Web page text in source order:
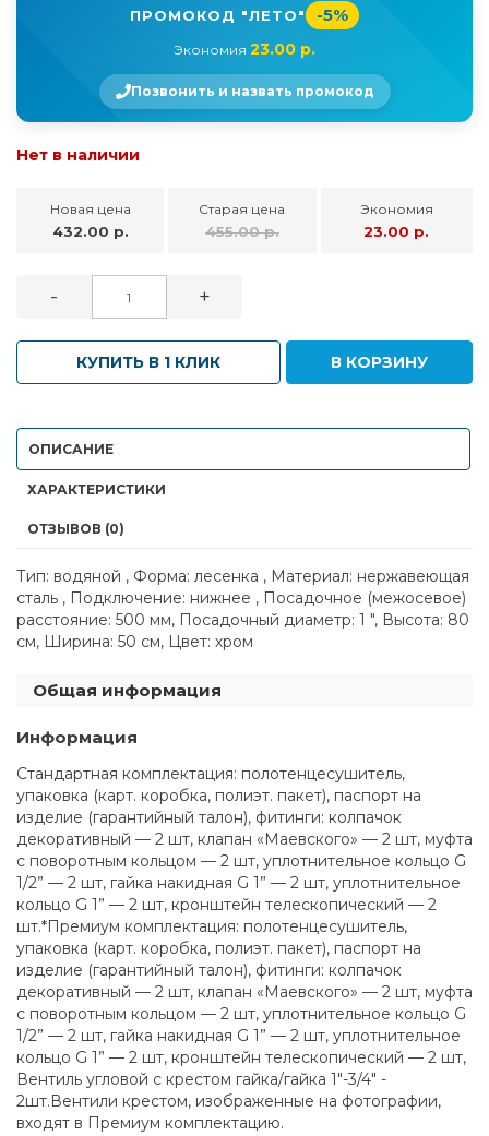
ПРОМОКОД "ЛЕТО" -5%
Экономия 23.00 р.
Позвонить и назвать промокод
Нет в наличии
Новая цена
432.00 р.
Старая цена
455.00 р.
Экономия
23.00 р.
- +
КУПИТЬ В 1 КЛИК В КОРЗИНУ
ОПИСАНИЕ
ХАРАКТЕРИСТИКИ
ОТЗЫВОВ (0)
Тип: водяной , Форма: лесенка , Материал: нержавеющая
сталь , Подключение: нижнее , Посадочное (межосевое)
расстояние: 500 мм, Посадочный диаметр: 1 ", Высота: 80
см, Ширина: 50 см, Цвет: хром
Общая информация
Информация
Стандартная комплектация: полотенцесушитель,
упаковка (карт. коробка, полиэт. пакет), паспорт на
изделие (гарантийный талон), фитинги: колпачок
декоративный — 2 шт, клапан «Маевского» — 2 шт, муфта
с поворотным кольцом — 2 шт, уплотнительное кольцо G
1/2” — 2 шт, гайка накидная G 1” — 2 шт, уплотнительное
кольцо G 1” — 2 шт, кронштейн телескопический — 2
шт.*Премиум комплектация: полотенцесушитель,
упаковка (карт. коробка, полиэт. пакет), паспорт на
изделие (гарантийный талон), фитинги: колпачок
декоративный — 2 шт, клапан «Маевского» — 2 шт, муфта
с поворотным кольцом — 2 шт, уплотнительное кольцо G
1/2” — 2 шт, гайка накидная G 1” — 2 шт, уплотнительное
кольцо G 1” — 2 шт, кронштейн телескопический — 2 шт,
Вентиль угловой с крестом гайка/гайка 1"-3/4" -
2шт.Вентили крестом, изображенные на фотографии,
входят в Премиум комплектацию.